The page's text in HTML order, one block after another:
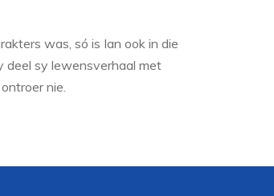
was, só is Ian ook in die
deel sy lewensverhaal met
nie.